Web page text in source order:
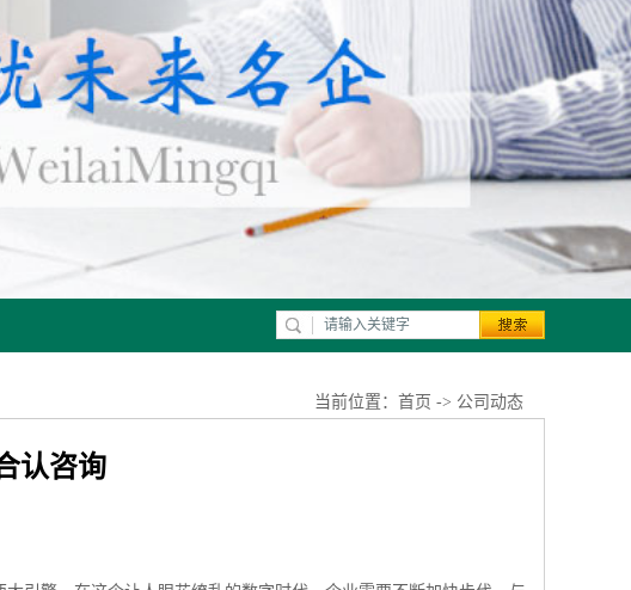
当前位置： 首页 -> 公司动态
认咨询